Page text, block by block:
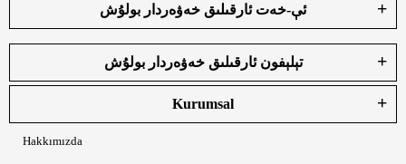
ئې-خەت ئارقىلىق خەۋەردار بولۇش
تېلېفون ئارقىلىق خەۋەردار بولۇش
Kurumsal
Hakkımızda